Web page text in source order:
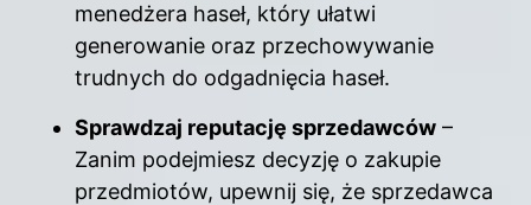
menedżera haseł, który ułatwi
generowanie oraz przechowywanie
trudnych do odgadnięcia haseł.
Sprawdzaj reputację sprzedawców –
Zanim podejmiesz decyzję o zakupie
przedmiotów, upewnij się, że sprzedawca